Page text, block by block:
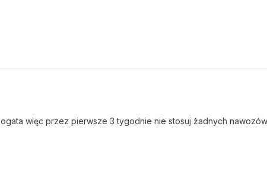
więc przez pierwsze 3 tygodnie nie stosuj żadnych